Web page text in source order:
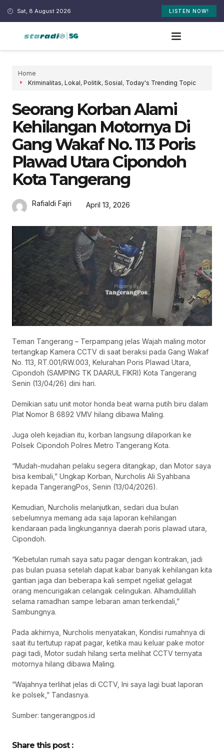
Sat, 8 August 2026 LISTEN NOW!
Home
Kriminalitas, Lokal, Politik, Sosial, Today's Trending Topic
Seorang Korban Alami
Kehilangan Motornya Di
Gang Wakaf No. 113 Poris
Plawad Utara Cipondoh
Kota Tangerang
Rafialdi Fajri April 13, 2026
Teman Tangerang – Terpampang jelas Wajah maling motor
tertangkap Kamera CCTV di saat beraksi pada Gang Wakaf
No. 113, RT.001/RW.003, Kelurahan Poris Plawad Utara,
Cipondoh (SAMPING TK DAARUL FIKRI) Kota Tangerang
Senin (13/04/26) dini hari.
Demikian satu unit motor honda beat warna putih biru dalam
Plat Nomor B 6892 VMV hilang dibawa Maling.
Juga oleh kejadian itu, korban langsung dilaporkan ke
Polsek Cipondoh Polres Metro Tangerang Kota.
“Mudah-mudahan pelaku segera ditangkap, dan Motor saya
bisa kembali,” Ungkap Korban, Nurcholis Ali Syahbana
kepada TangerangPos, Senin (13/04/2026).
Kemudian, Nurcholis melanjutkan, sedari dua bulan
sebelumnya memang ada saja laporan kehilangan
kendaraan pada lingkungannya daerah poris plawad utara,
Cipondoh.
“Kebetulan rumah saya satu pagar dengan kontrakan, jadi
pas bulan puasa setelah dapat kabar banyak kehilangan kita
gantian jaga dan beberapa kali sempet ngeliat gelagat
orang mencurigakan celangak celingukan. Alhamdulillah
selama ramadhan sampe lebaran aman terkendali,”
Sambungnya.
Pada akhirnya, Nurcholis menyatakan, Kondisi rumahnya di
saat itu tertutup rapat pagar, ketika mau keluar pake motor
pagi tadi, Motor sudah hilang serta melihat CCTV ternyata
motornya hilang dibawa Maling.
“Wajahnya terlihat jelas di CCTV, Ini saya lagi buat laporan
ke polsek,” Tandasnya.
Sumber: tangerangpos.id
Share this post :